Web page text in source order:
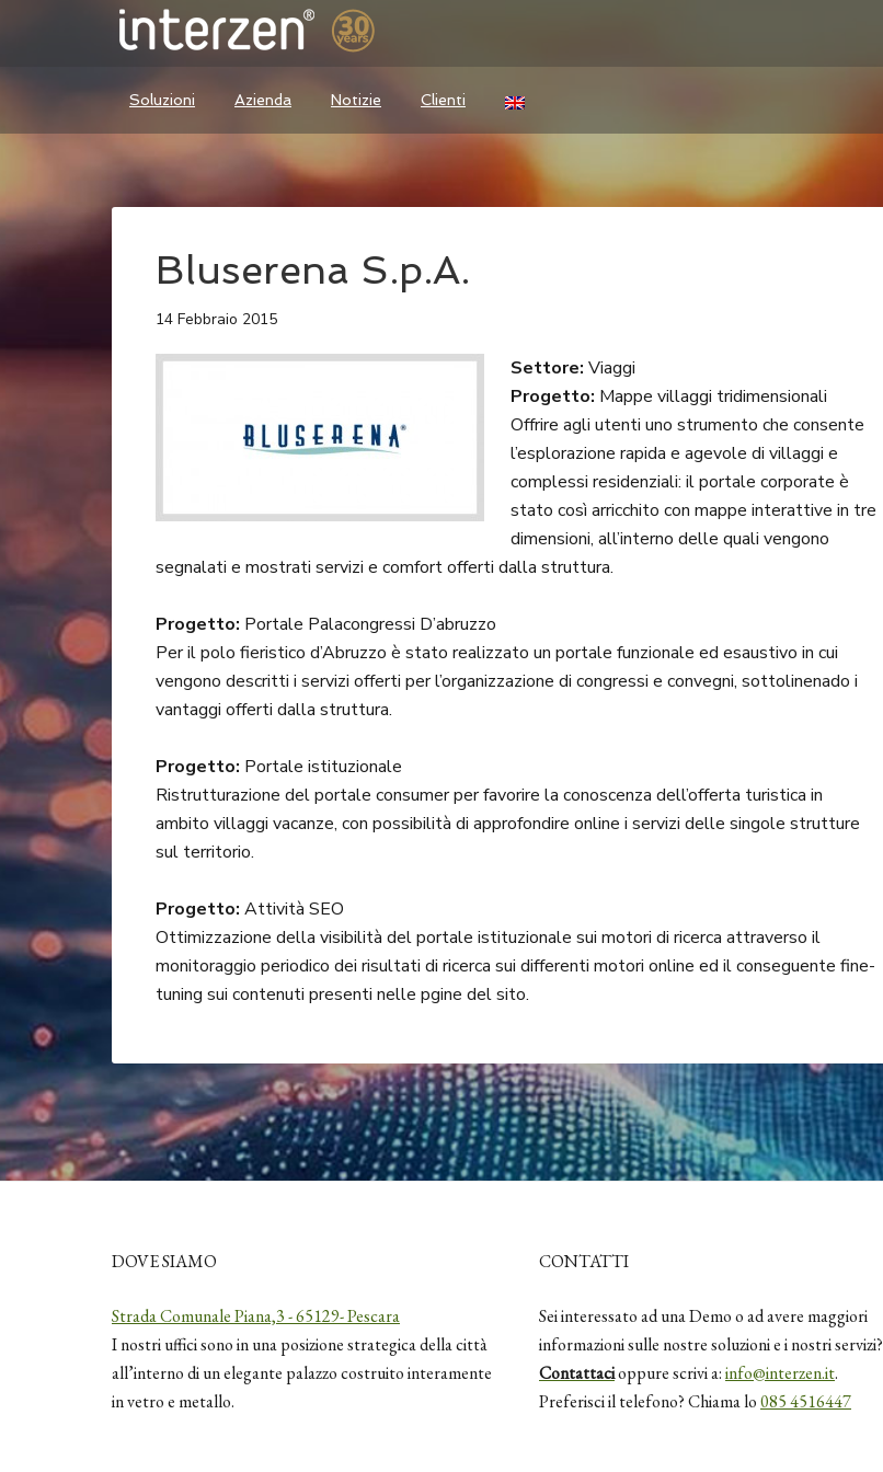
Soluzioni Azienda Notizie Clienti
Bluserena S.p.A.
14 Febbraio 2015
Settore: Viaggi
Progetto: Mappe villaggi tridimensionali
Offrire agli utenti uno strumento che consente
l’esplorazione rapida e agevole di villaggi e
complessi residenziali: il portale corporate è
stato così arricchito con mappe interattive in tre
dimensioni, all’interno delle quali vengono
segnalati e mostrati servizi e comfort offerti dalla struttura.
Progetto: Portale Palacongressi D’abruzzo
Per il polo fieristico d’Abruzzo è stato realizzato un portale funzionale ed esaustivo in cui
vengono descritti i servizi offerti per l’organizzazione di congressi e convegni, sottolinenado i
vantaggi offerti dalla struttura.
Progetto: Portale istituzionale
Ristrutturazione del portale consumer per favorire la conoscenza dell’offerta turistica in
ambito villaggi vacanze, con possibilità di approfondire online i servizi delle singole strutture
sul territorio.
Progetto: Attività SEO
Ottimizzazione della visibilità del portale istituzionale sui motori di ricerca attraverso il
monitoraggio periodico dei risultati di ricerca sui differenti motori online ed il conseguente fine-
tuning sui contenuti presenti nelle pgine del sito.
DOVE SIAMO
Strada Comunale Piana,3 - 65129- Pescara
I nostri uffici sono in una posizione strategica della città
all’interno di un elegante palazzo costruito interamente
in vetro e metallo.
CONTATTI
Sei interessato ad una Demo o ad avere maggiori
informazioni sulle nostre soluzioni e i nostri servizi?
Contattacioppure scrivi a:info@interzen.it.
Preferisci il telefono? Chiama lo085 4516447